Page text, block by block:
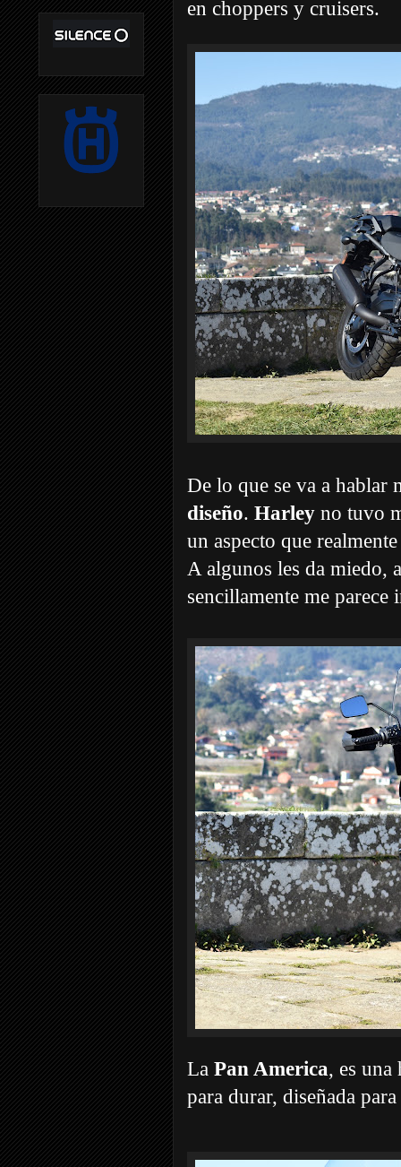
en choppers y cruisers.
De lo que se va a hablar
diseño. Harley no tuvo
un aspecto que
A algunos les da miedo,
sencillamente me parece
La Pan America, es una
para durar, diseñada